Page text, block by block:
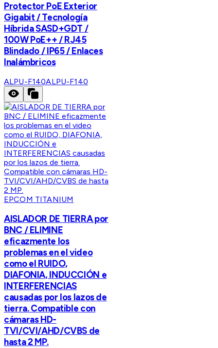
Protector PoE Exterior
Gigabit / Tecnología
Híbrida SASD+GDT /
100W PoE++ / RJ45
Blindado / IP65 / Enlaces
Inalámbricos
ALPU-F140ALPU-F140
EPCOM TITANIUM
AISLADOR DE TIERRA por
BNC / ELIMINE
eficazmente los
problemas en el video
como el RUIDO,
DIAFONIA, INDUCCIÓN e
INTERFERENCIAS
causadas por los lazos de
tierra. Compatible con
cámaras HD-
TVI/CVI/AHD/CVBS de
hasta 2 MP.